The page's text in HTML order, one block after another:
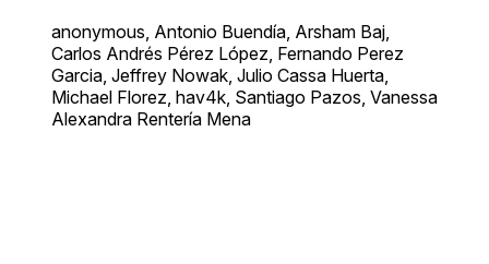
anonymous, Antonio Buendía, Arsham Baj,
Carlos Andrés Pérez López, Fernando Perez
Garcia, Jeffrey Nowak, Julio Cassa Huerta,
Michael Florez, hav4k, Santiago Pazos, Vanessa
Alexandra Rentería Mena